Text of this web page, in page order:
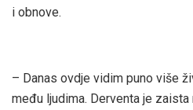
i obnove.
– Danas ovdje vidim puno više
među ljudima. Derventa je